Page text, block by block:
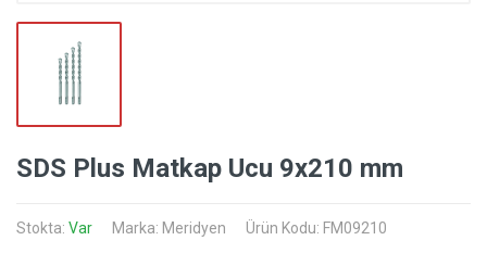
SDS Plus Matkap Ucu 9x210 mm
Stokta: Var Marka: Meridyen Ürün Kodu: FM09210